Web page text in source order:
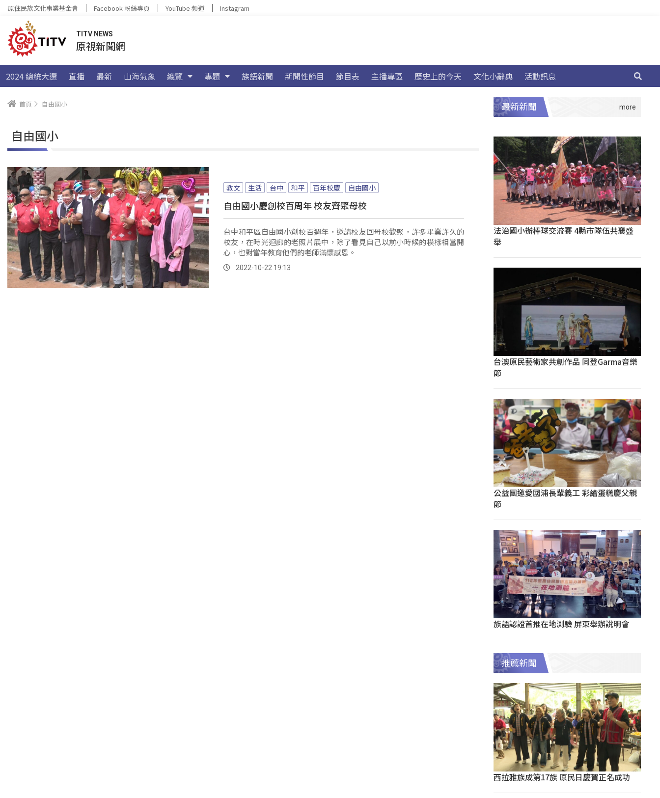
原住民族文化事業基金會 Facebook 粉絲專頁 YouTube 頻道 Instagram
TITV NEWS
原視新聞網
2024 總統大選 直播 最新 山海氣象 總覽 專題 族語新聞 新聞性節目 節目表 主播專區 歷史上的今天 文化小辭典 活動訊息
首頁 自由國小
自由國小
教文 生活 台中 和平 百年校慶 自由國小
自由國小慶創校百周年 校友齊聚母校
台中和平區自由國小創校百週年，邀請校友回母校歡聚，許多畢業許久的
校友，在時光迴廊的老照片展中，除了看見自己以前小時候的模樣相當開
心，也對當年教育他們的老師滿懷感恩。
2022-10-22 19:13
最新新聞
法治國小辦棒球交流賽 4縣市隊伍共襄盛
舉
台澳原民藝術家共創作品 同登Garma音樂
節
公益團邀愛國浦長輩義工 彩繪蛋糕慶父親
節
族語認證首推在地測驗 屏東舉辦說明會
推薦新聞
西拉雅族成第17族 原民日慶賀正名成功